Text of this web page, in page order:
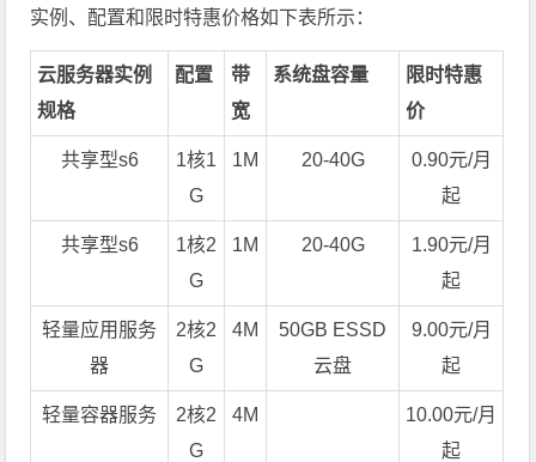
实例、配置和限时特惠价格如下表所示：
云服务器实例
规格
配置
带
宽
系统盘容量
限时特惠
价
共享型s6
1核1
G
1M 20-40G
0.90元/月
起
共享型s6
1核2
G
1M 20-40G
1.90元/月
起
轻量应用服务
器
2核2
G
4M
50GB ESSD
云盘
9.00元/月
起
轻量容器服务
2核2
G
4M
10.00元/月
起